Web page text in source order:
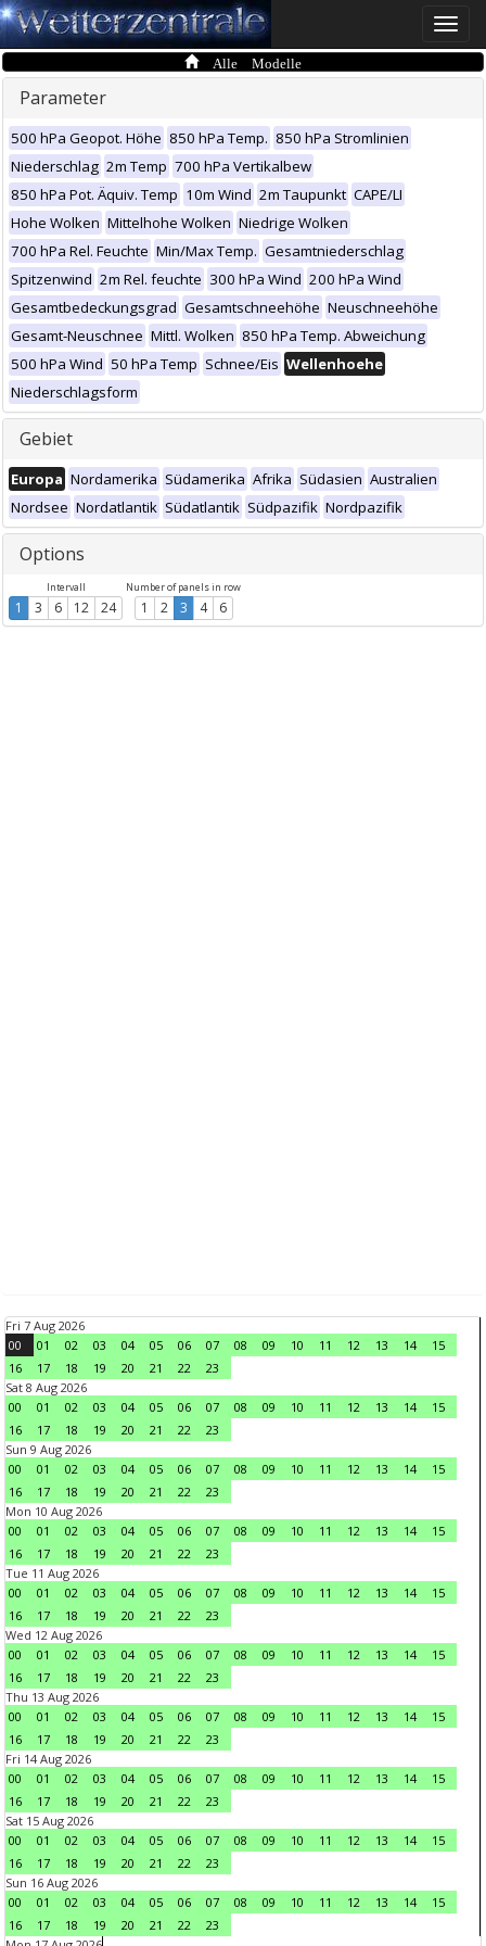
Toggle
Alle Modelle
Parameter
500 hPa Geopot. Höhe 850 hPa Temp. 850 hPa Stromlinien
Niederschlag 2m Temp 700 hPa Vertikalbew
850 hPa Pot. Äquiv. Temp 10m Wind 2m Taupunkt CAPE/LI
Hohe Wolken Mittelhohe Wolken Niedrige Wolken
700 hPa Rel. Feuchte Min/Max Temp. Gesamtniederschlag
Spitzenwind 2m Rel. feuchte 300 hPa Wind 200 hPa Wind
Gesamtbedeckungsgrad Gesamtschneehöhe Neuschneehöhe
Gesamt-Neuschnee Mittl. Wolken 850 hPa Temp. Abweichung
500 hPa Wind 50 hPa Temp Schnee/Eis Wellenhoehe
Niederschlagsform
Gebiet
Europa Nordamerika Südamerika Afrika Südasien Australien
Nordsee Nordatlantik Südatlantik Südpazifik Nordpazifik
Options
Intervall
1 3 6 12 24
Number of panels in row
1 2 3 4 6
Fri 7 Aug 2026
00
01 02 03 04 05 06 07 08 09 10 11 12 13 14
15
16
17 18 19 20 21 22
23
Sat 8 Aug 2026
00
01 02 03 04 05 06 07 08 09 10 11 12 13 14
15
16
17 18 19 20 21 22
23
Sun 9 Aug 2026
00
01 02 03 04 05 06 07 08 09 10 11 12 13 14
15
16
17 18 19 20 21 22
23
Mon 10 Aug 2026
00
01 02 03 04 05 06 07 08 09 10 11 12 13 14
15
16
17 18 19 20 21 22
23
Tue 11 Aug 2026
00
01 02 03 04 05 06 07 08 09 10 11 12 13 14
15
16
17 18 19 20 21 22
23
Wed 12 Aug 2026
00
01 02 03 04 05 06 07 08 09 10 11 12 13 14
15
16
17 18 19 20 21 22
23
Thu 13 Aug 2026
00
01 02 03 04 05 06 07 08 09 10 11 12 13 14
15
16
17 18 19 20 21 22
23
Fri 14 Aug 2026
00
01 02 03 04 05 06 07 08 09 10 11 12 13 14
15
16
17 18 19 20 21 22
23
Sat 15 Aug 2026
00
01 02 03 04 05 06 07 08 09 10 11 12 13 14
15
16
17 18 19 20 21 22
23
Sun 16 Aug 2026
00
01 02 03 04 05 06 07 08 09 10 11 12 13 14
15
16
17 18 19 20 21 22
23